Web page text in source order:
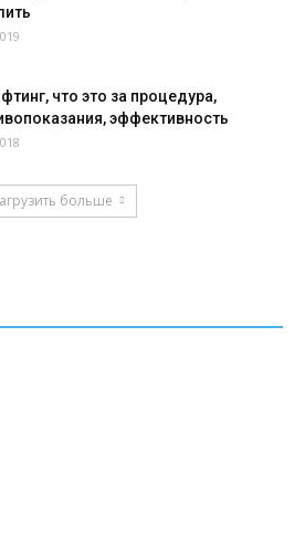
что это за процедура,
эффективность
больше